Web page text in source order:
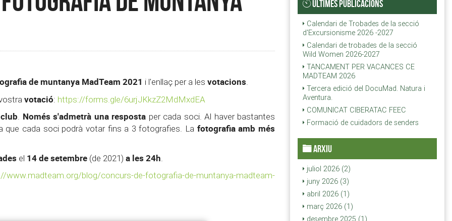
de muntanya MadTeam 2021 i l'enllaç per a les votacions.
votació: https://forms.gle/6urjJKkzZ2MdMxdEA
. Només s'admetrà una resposta per cada soci. Al haver bastantes
que cada soci podrà votar fins a 3 fotografies. La fotografia amb més
el 14 de setembre (de 2021) a les 24h.
www.madteam.org/blog/concurs-de-fotografia-de-muntanya-madteam-
ÚLTIMES PUBLICACIONS
Calendari de Trobades de la secció
d'Excursionisme 2026 -2027
Calendari de trobades de la secció
Wild Women 2026-2027
TANCAMENT PER VACANCES CE
MADTEAM 2026
Tercera edició del DocuMad. Natura i
Aventura.
COMUNICAT CIBERATAC FEEC
Formació de cuidadors de senders
ARXIU
juliol 2026 (2)
juny 2026 (3)
abril 2026 (1)
març 2026 (1)
desembre 2025 (1)